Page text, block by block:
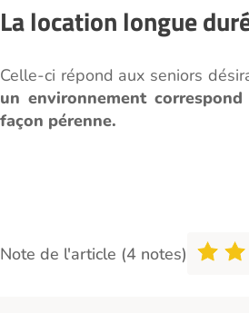
La location longue
Celle-ci répond aux seniors
un environnement
façon pérenne.
Note de l'article (4 notes)